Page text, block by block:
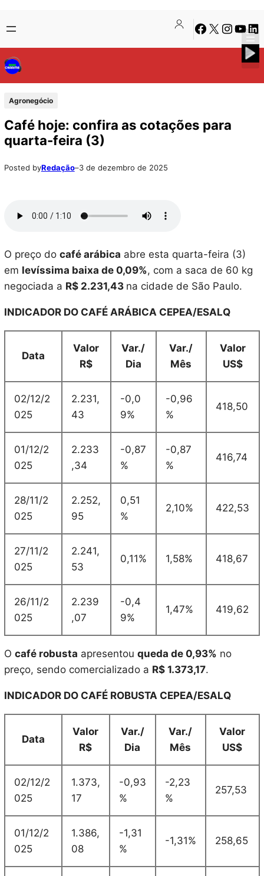
para
o
conteúdo
to
content
Facebook
X Instagram
Agronegócio
Café hoje: confira as cotações para
quarta-feira (3)
Posted byRedação–3 de dezembro de 2025
O preço do café arábica abre esta quarta-feira (3)
em levíssima baixa de 0,09%, com a saca de 60 kg
negociada a R$ 2.231,43 na cidade de São Paulo.
INDICADOR DO CAFÉ ARÁBICA CEPEA/ESALQ
Data
Valor
R$
Var./
Dia
Var./
Mês
Valor
US$
02/12/2
025
2.231,
43
-0,0
9%
-0,96
%
418,50
01/12/2
025
2.233
,34
-0,87
%
-0,87
%
416,74
28/11/2
025
2.252,
95
0,51
%
2,10% 422,53
27/11/2
025
2.241,
53
0,11% 1,58% 418,67
26/11/2
025
2.239
,07
-0,4
9%
1,47% 419,62
O café robusta apresentou queda de 0,93% no
preço, sendo comercializado a R$ 1.373,17.
INDICADOR DO CAFÉ ROBUSTA CEPEA/ESALQ
Data
Valor
R$
Var./
Dia
Var./
Mês
Valor
US$
02/12/2
025
1.373,
17
-0,93
%
-2,23
%
257,53
01/12/2
025
1.386,
08
-1,31
%
-1,31% 258,65